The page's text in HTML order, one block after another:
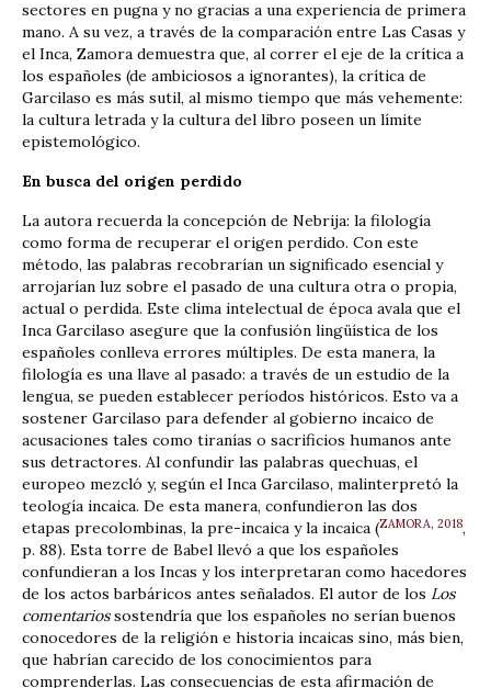
sectores en pugna y no gracias a una experiencia de primera
mano. A su vez, a través de la comparación entre Las Casas y
el Inca, Zamora demuestra que, al correr el eje de la crítica a
los españoles (de ambiciosos a ignorantes), la crítica de
Garcilaso es más sutil, al mismo tiempo que más vehemente:
la cultura letrada y la cultura del libro poseen un límite
epistemológico.
En busca del origen perdido
La autora recuerda la concepción de Nebrija: la filología
como forma de recuperar el origen perdido. Con este
método, las palabras recobrarían un significado esencial y
arrojarían luz sobre el pasado de una cultura otra o propia,
actual o perdida. Este clima intelectual de época avala que el
Inca Garcilaso asegure que la confusión lingüística de los
españoles conlleva errores múltiples. De esta manera, la
filología es una llave al pasado: a través de un estudio de la
lengua, se pueden establecer períodos históricos. Esto va a
sostener Garcilaso para defender al gobierno incaico de
acusaciones tales como tiranías o sacrificios humanos ante
sus detractores. Al confundir las palabras quechuas, el
europeo mezcló y, según el Inca Garcilaso, malinterpretó la
teología incaica. De esta manera, confundieron las dos
etapas precolombinas, la pre-incaica y la incaica (ZAMORA, 2018,
p. 88). Esta torre de Babel llevó a que los españoles
confundieran a los Incas y los interpretaran como hacedores
de los actos barbáricos antes señalados. El autor de los Los
comentariossostendría que los españoles no serían buenos
conocedores de la religión e historia incaicas sino, más bien,
que habrían carecido de los conocimientos para
comprenderlas. Las consecuencias de esta afirmación de